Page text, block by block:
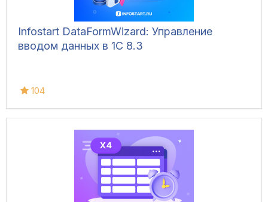
Infostart DataFormWizard: Управление
вводом данных в 1С 8.3
104